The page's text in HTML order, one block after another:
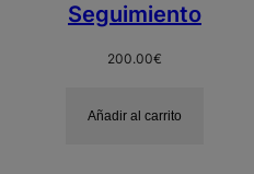
Seguimiento
200.00€
Añadir al carrito